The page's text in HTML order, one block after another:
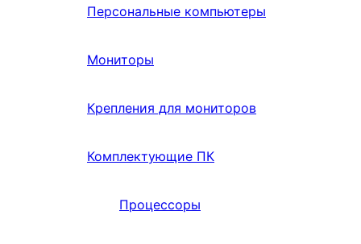
Персональные компьютеры
Мониторы
Крепления для мониторов
Комплектующие ПК
Процессоры